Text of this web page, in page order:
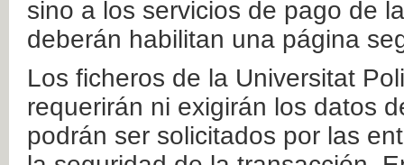
sino a los servicios de pago de
deberán habilitan una página
Los ficheros de la Universitat
requerirán ni exigirán los datos
podrán ser solicitados por las